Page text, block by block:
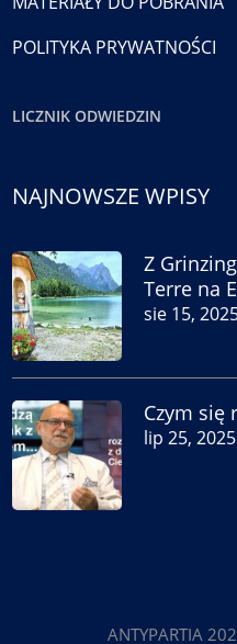
POLITYKA PRYWATNOŚCI
LICZNIK ODWIEDZIN
NAJNOWSZE WPISY
Z
Terre na
sie 15,
Czym się
lip 25, 2025
ANTYPARTIA